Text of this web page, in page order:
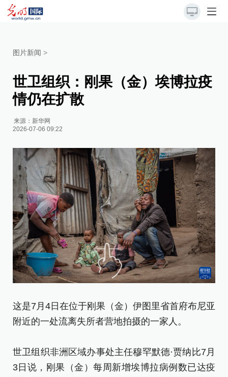
图片新闻 >
世卫组织：刚果（金）埃博拉疫
情仍在扩散
来源： 新华网
2026-07-06 09:22
这是7月4日在位于刚果（金）伊图里省首府布尼亚
附近的一处流离失所者营地拍摄的一家人。
世卫组织非洲区域办事处主任穆罕默德·贾纳比7月
3日说，刚果（金）每周新增埃博拉病例数已达疫